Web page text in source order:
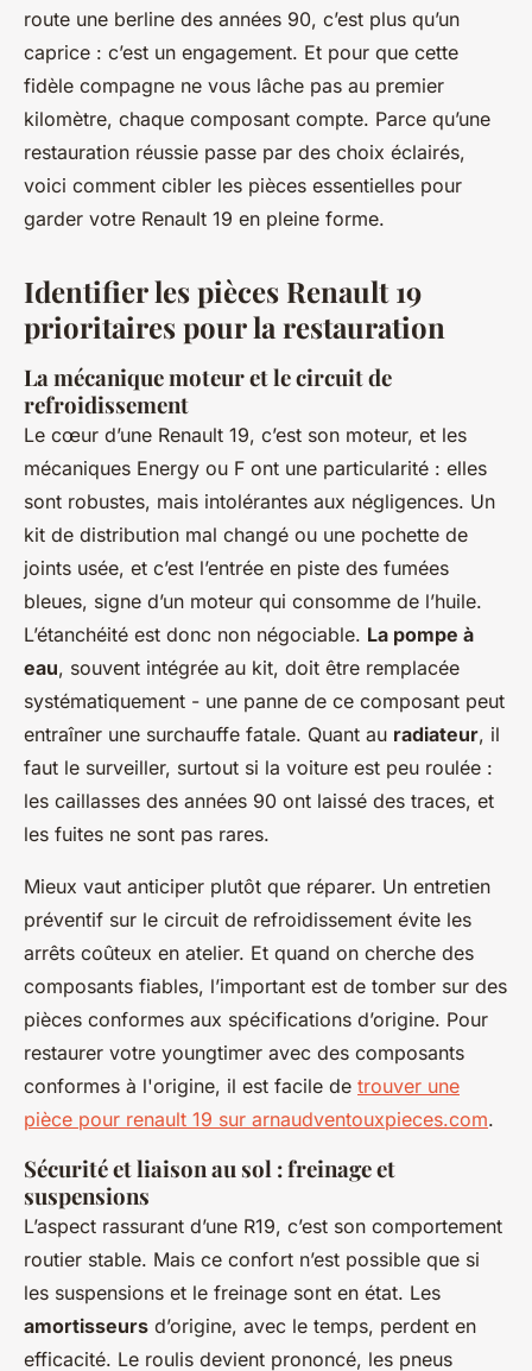
route une berline des années 90, c’est plus qu’un
caprice : c’est un engagement. Et pour que cette
fidèle compagne ne vous lâche pas au premier
kilomètre, chaque composant compte. Parce qu’une
restauration réussie passe par des choix éclairés,
voici comment cibler les pièces essentielles pour
garder votre Renault 19 en pleine forme.
Identifier les pièces Renault 19
prioritaires pour la restauration
La mécanique moteur et le circuit de
refroidissement
Le cœur d’une Renault 19, c’est son moteur, et les
mécaniques Energy ou F ont une particularité : elles
sont robustes, mais intolérantes aux négligences. Un
kit de distribution mal changé ou une pochette de
joints usée, et c’est l’entrée en piste des fumées
bleues, signe d’un moteur qui consomme de l’huile.
L’étanchéité est donc non négociable. La pompe à
eau, souvent intégrée au kit, doit être remplacée
systématiquement - une panne de ce composant peut
entraîner une surchauffe fatale. Quant au radiateur, il
faut le surveiller, surtout si la voiture est peu roulée :
les caillasses des années 90 ont laissé des traces, et
les fuites ne sont pas rares.
Mieux vaut anticiper plutôt que réparer. Un entretien
préventif sur le circuit de refroidissement évite les
arrêts coûteux en atelier. Et quand on cherche des
composants fiables, l’important est de tomber sur des
pièces conformes aux spécifications d’origine. Pour
restaurer votre youngtimer avec des composants
conformes à l'origine, il est facile de trouver une
pièce pour renault 19 sur arnaudventouxpieces.com.
Sécurité et liaison au sol : freinage et
suspensions
L’aspect rassurant d’une R19, c’est son comportement
routier stable. Mais ce confort n’est possible que si
les suspensions et le freinage sont en état. Les
amortisseurs d’origine, avec le temps, perdent en
efficacité. Le roulis devient prononcé, les pneus